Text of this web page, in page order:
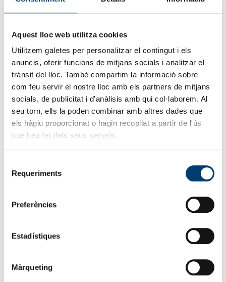
Aquest lloc web utilitza cookies
Utilitzem galetes per personalitzar el contingut i els
anuncis, oferir funcions de mitjans socials i analitzar el
trànsit del lloc. També compartim la informació sobre
com feu servir el nostre lloc amb els partners de mitjans
socials, de publicitat i d'anàlisis amb qui col·laborem. Al
seu torn, ells la poden combinar amb altres dades que
els hàgiu proporcionat o hagin recopilat a partir de l'ús
que heu fet dels seus serveis.
Requeriments
Preferències
Estadístiques
Màrqueting
permanent. En molts casos, un suport puntual i ben
adaptat pot marcar una gran diferència en el dia a dia
de les famílies. Situacions habituals que requereixen
suport temporal Alguns moments clau són: Tenir ajuda
en el moment adequat aporta tranquil·litat. Ajuda
puntual vs assistència continuada No totes […]
Per què el treball temporal i
l’externalització del
futur